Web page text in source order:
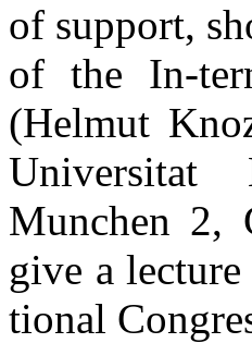
of support,
of the In-
(Helmut
Universitat
Munchen 2,
give a
tional